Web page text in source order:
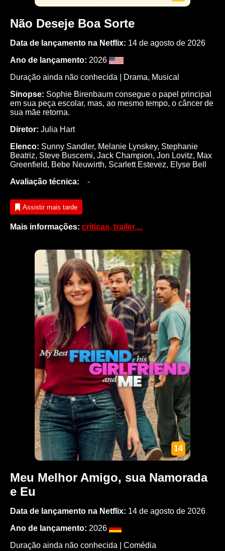
Não Deseje Boa Sorte
Data de lançamento na Netflix: 14 de agosto de 2026
Ano de lançamento: 2026
Duração ainda não conhecida |
Drama, Musical
Sinopse: Sophie Birenbaum consegue o papel principal
em sua peça escolar, mas, ao mesmo tempo, o câncer de
sua mãe retorna.
Diretor: Julia Hart
Elenco: Sunny Sandler, Melanie Lynskey, Stephanie
Beatriz, Steve Buscemi, Jack Champion, Jon Lovitz, Max
Greenfield, Bebe Neuwirth, Scarlett Estevez, Elyse Bell
Avaliação técnica:
-
Assistir mais tarde
Mais informações: críticas, trailer,...
14
Meu Melhor Amigo, sua Namorada
e Eu
Data de lançamento na Netflix: 14 de agosto de 2026
Ano de lançamento: 2026
Duração ainda não conhecida | Comédia